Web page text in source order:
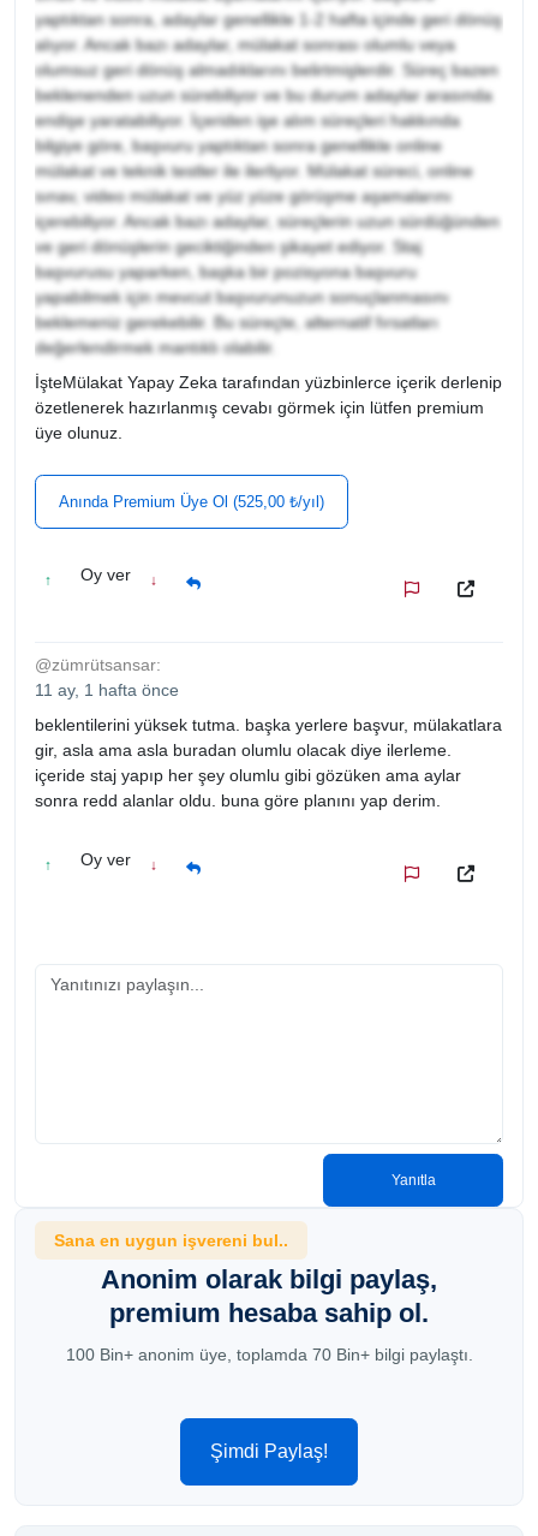
yaptıktan sonra, adaylar genellikle 1-2 hafta içinde geri dönüş
alıyor. Ancak bazı adaylar, mülakat sonrası olumlu veya
olumsuz geri dönüş almadıklarını belirtmişlerdir. Süreç bazen
beklenenden uzun sürebiliyor ve bu durum adaylar arasında
endişe yaratabiliyor. İçeriden işe alım süreçleri hakkında
bilgiye göre, başvuru yaptıktan sonra genellikle online
mülakat ve teknik testler ile ilerliyor. Mülakat süreci, online
sınav, video mülakat ve yüz yüze görüşme aşamalarını
içerebiliyor. Ancak bazı adaylar, süreçlerin uzun sürdüğünden
ve geri dönüşlerin geciktiğinden şikayet ediyor. Staj
başvurusu yaparken, başka bir pozisyona başvuru
yapabilmek için mevcut başvurunuzun sonuçlanmasını
beklemeniz gerekebilir. Bu süreçte, alternatif fırsatları
değerlendirmek mantıklı olabilir.
İşteMülakat Yapay Zeka tarafından yüzbinlerce içerik derlenip
özetlenerek hazırlanmış cevabı görmek için lütfen premium
üye olunuz.
Anında Premium Üye Ol (525,00 ₺/yıl)
↑ Oy ver ↓
@zümrütsansar:
11 ay, 1 hafta önce
beklentilerini yüksek tutma. başka yerlere başvur, mülakatlara
gir, asla ama asla buradan olumlu olacak diye ilerleme.
içeride staj yapıp her şey olumlu gibi gözüken ama aylar
sonra redd alanlar oldu. buna göre planını yap derim.
↑ Oy ver ↓
Yanıtla
Sana en uygun işvereni bul..
Anonim olarak bilgi paylaş,
premium hesaba sahip ol.
100 Bin+ anonim üye, toplamda 70 Bin+ bilgi paylaştı.
Şimdi Paylaş!